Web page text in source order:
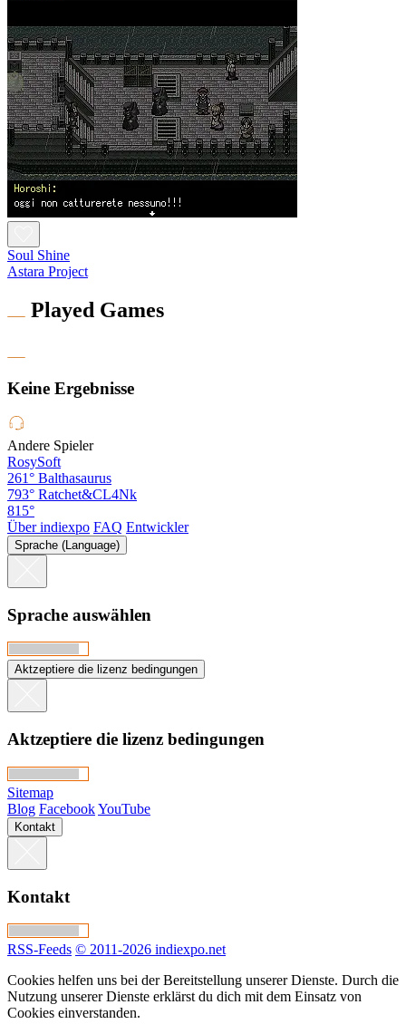
Soul Shine
Astara Project
Played Games
Keine Ergebnisse
Andere Spieler
RosySoft
261° Balthasaurus
793° Ratchet&CL4Nk
815°
Über indiexpo FAQ Entwickler
Sprache (Language)
Sprache auswählen
Aktzeptiere die lizenz bedingungen
Aktzeptiere die lizenz bedingungen
Sitemap
Blog FacebookYouTube
Kontakt
Kontakt
RSS-Feeds © 2011-2026 indiexpo.net
Cookies helfen uns bei der Bereitstellung unserer Dienste. Durch die
Nutzung unserer Dienste erklärst du dich mit dem Einsatz von
Cookies einverstanden.